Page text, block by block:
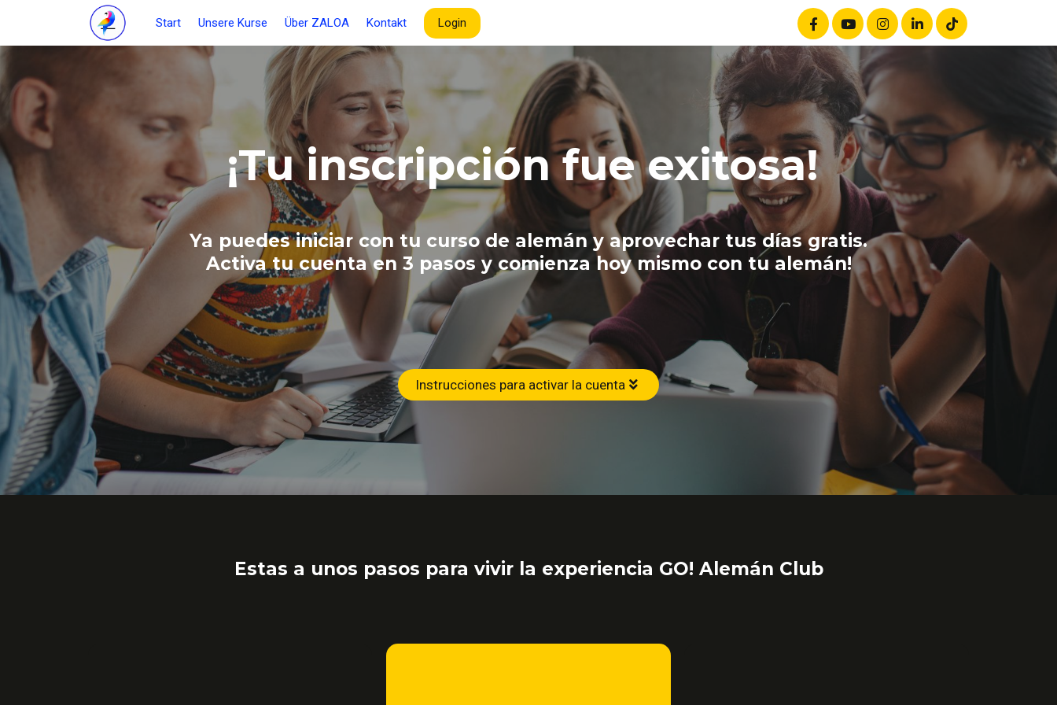
Start Unsere Kurse Über ZALOA Kontakt Login
¡Tu inscripción fue exitosa!
Ya puedes iniciar con tu curso de alemán y aprovechar tus días gratis.
Activa tu cuenta en 3 pasos y comienza hoy mismo con tu alemán!
Instrucciones para activar la cuenta
Estas a unos pasos para vivir la experiencia GO! Alemán Club